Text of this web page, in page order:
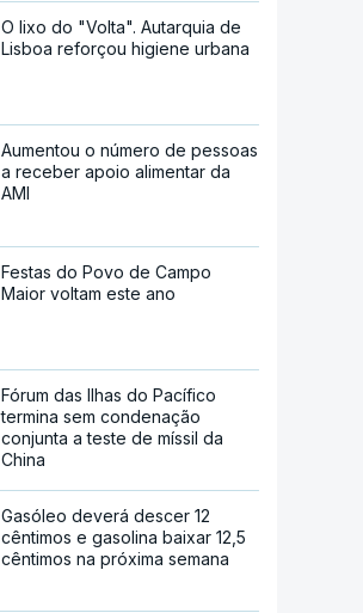
O lixo do "Volta". Autarquia de
Lisboa reforçou higiene urbana
Aumentou o número de pessoas
a receber apoio alimentar da
AMI
Festas do Povo de Campo
Maior voltam este ano
Fórum das Ilhas do Pacífico
termina sem condenação
conjunta a teste de míssil da
China
Gasóleo deverá descer 12
cêntimos e gasolina baixar 12,5
cêntimos na próxima semana